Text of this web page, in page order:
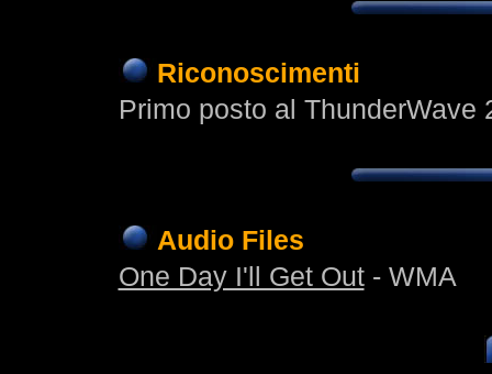
Riconoscimenti
Primo posto al ThunderWave
Audio Files
One Day I'll Get Out- WMA